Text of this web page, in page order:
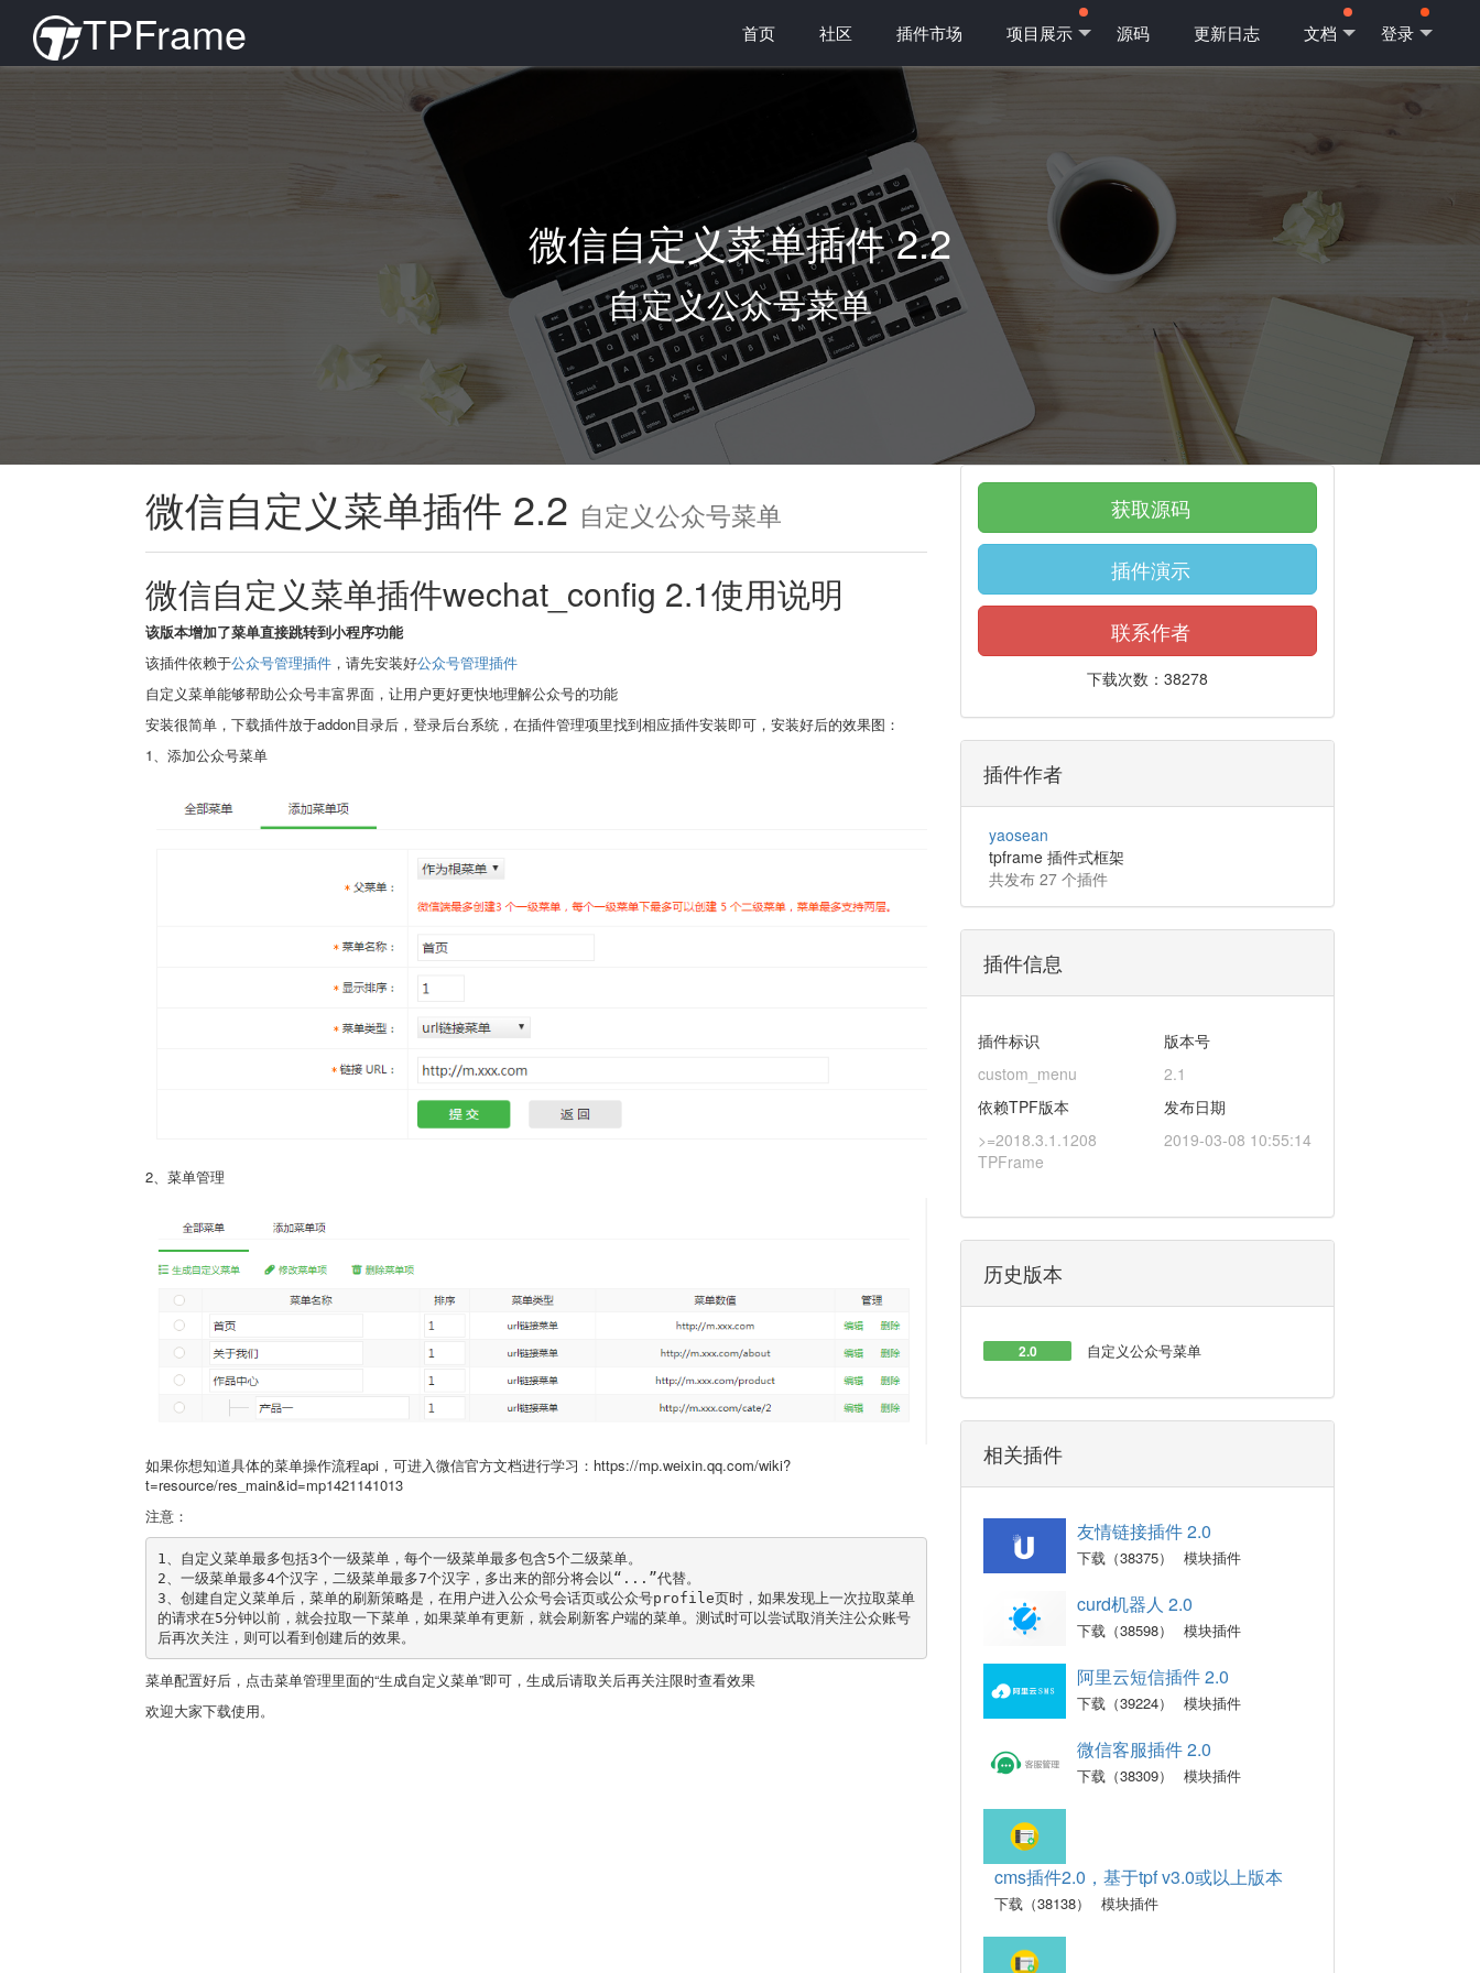
TPFrame 首页 社区 插件市场 项目展示 源码 更新日志 文档 登录
微信自定义菜单插件 2.2
自定义公众号菜单
微信自定义菜单插件 2.2 自定义公众号菜单
微信自定义菜单插件wechat_config 2.1使用说明
该版本增加了菜单直接跳转到小程序功能
该插件依赖于公众号管理插件 ，请先安装好公众号管理插件
自定义菜单能够帮助公众号丰富界面，让用户更好更快地理解公众号的功能
安装很简单，下载插件放于addon目录后，登录后台系统，在插件管理项里找到相应插件安装即可，安装好后的效果图：
1、添加公众号菜单
2、菜单管理
如果你想知道具体的菜单操作流程api，可进入微信官方文档进行学习：https://mp.weixin.qq.com/wiki?
t=resource/res_main&id=mp1421141013
注意：
1、自定义菜单最多包括3个一级菜单，每个一级菜单最多包含5个二级菜单。
2、一级菜单最多4个汉字，二级菜单最多7个汉字，多出来的部分将会以“...”代替。
3、创建自定义菜单后，菜单的刷新策略是，在用户进入公众号会话页或公众号profile页时，如果发现上一次拉取菜单
的请求在5分钟以前，就会拉取一下菜单，如果菜单有更新，就会刷新客户端的菜单。测试时可以尝试取消关注公众账号
菜单配置好后，点击菜单管理里面的“生成自定义菜单”即可，生成后请取关后再关注限时查看效果
欢迎大家下载使用。
获取源码
插件演示
联系作者
下载次数：38278
插件作者
yaosean
tpframe 插件式框架
共发布 27 个插件
插件信息
插件标识
custom_menu
版本号
2.1
依赖TPF版本
>=2018.3.1.1208
TPFrame
发布日期
2019-03-08 10:55:14
历史版本
2.0 自定义公众号菜单
相关插件
友情链接插件 2.0
下载（38375） 模块插件
curd机器人 2.0
下载（38598） 模块插件
阿里云短信插件 2.0
下载（39224） 模块插件
微信客服插件 2.0
下载（38309） 模块插件
cms插件2.0，基于tpf v3.0或以上版本
下载（38138） 模块插件